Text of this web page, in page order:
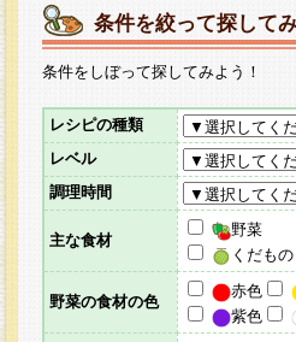
条件を絞って探して
条件をしぼって探してみよう！
レシピの種類
レベル
調理時間
主な食材
野菜
くだもの
野菜の食材の色
赤色
紫色